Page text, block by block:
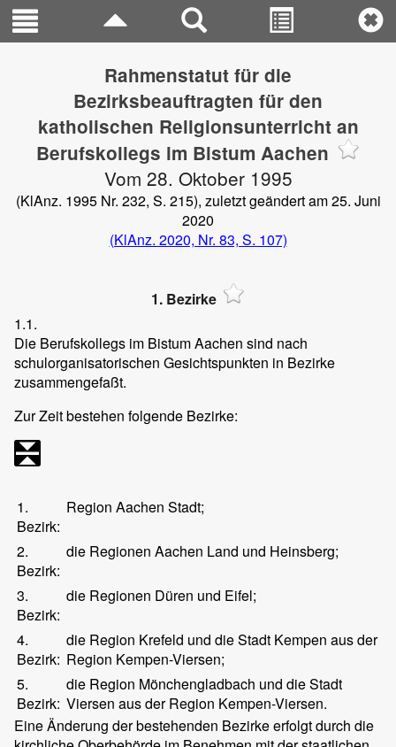
Rahmenstatut für die
Bezirksbeauftragten für den
katholischen Religionsunterricht an
Berufskollegs im Bistum Aachen
Vom 28. Oktober 1995
(KlAnz. 1995 Nr. 232, S. 215), zuletzt geändert am 25. Juni
2020
(KlAnz. 2020, Nr. 83, S. 107)
1. Bezirke
1.1.
Die Berufskollegs im Bistum Aachen sind nach
schulorganisatorischen Gesichtspunkten in Bezirke
zusammengefaßt.
Zur Zeit bestehen folgende Bezirke:
1.
Bezirk:
Region Aachen Stadt;
2.
Bezirk:
die Regionen Aachen Land und Heinsberg;
3.
Bezirk:
die Regionen Düren und Eifel;
4.
Bezirk:
die Region Krefeld und die Stadt Kempen aus der
Region Kempen-Viersen;
5.
Bezirk:
die Region Mönchengladbach und die Stadt
Viersen aus der Region Kempen-Viersen.
Eine Änderung der bestehenden Bezirke erfolgt durch die